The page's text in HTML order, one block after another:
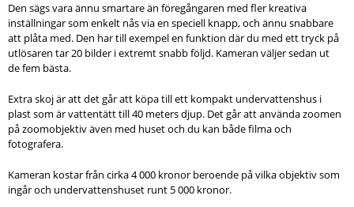
Den sägs vara ännu smartare än föregångaren med fler kreativa
inställningar som enkelt nås via en speciell knapp, och ännu snabbare
att plåta med. Den har till exempel en funktion där du med ett tryck på
utlösaren tar 20 bilder i extremt snabb följd. Kameran väljer sedan ut
de fem bästa.
Extra skoj är att det går att köpa till ett kompakt undervattenshus i
plast som är vattentätt till 40 meters djup. Det går att använda zoomen
på zoomobjektiv även med huset och du kan både filma och
fotografera.
Kameran kostar från cirka 4 000 kronor beroende på vilka objektiv som
ingår och undervattenshuset runt 5 000 kronor.